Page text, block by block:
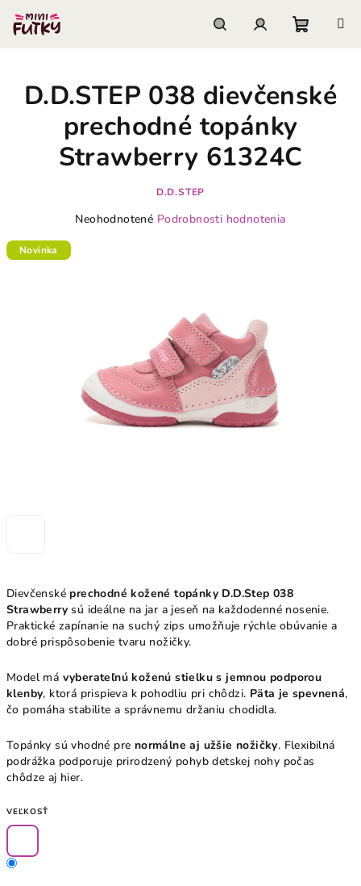
obsah
košík
Dievčenské prechodné kožené topánky D.D.Step 038
Strawberry sú ideálne na jar a jeseň na každodenné nosenie.
Praktické zapínanie na suchý zips umožňuje rýchle obúvanie a
dobré prispôsobenie tvaru nožičky.
Model má vyberateľnú koženú stielku s jemnou podporou
klenby, ktorá prispieva k pohodliu pri chôdzi. Päta je spevnená,
čo pomáha stabilite a správnemu držaniu chodidla.
Topánky sú vhodné pre normálne aj užšie nožičky. Flexibilná
podrážka podporuje prirodzený pohyb detskej nohy počas
chôdze aj hier.
VEĽKOSŤ
D.D.STEP 038 dievčenské
prechodné topánky
Strawberry 61324C
D.D.STEP
Priemerné
Neohodnotené Podrobnosti hodnotenia
Novinka